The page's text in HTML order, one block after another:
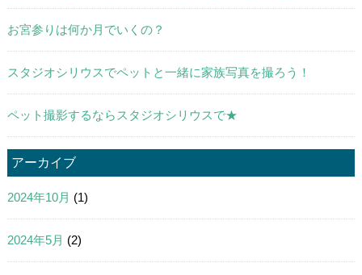
お宮参りは何か月でいくの？
スタジオシリウスでペットと一緒に家族写真を撮ろう！
ペット撮影するならスタジオシリウスで★
アーカイブ
2024年10月 (1)
2024年5月 (2)